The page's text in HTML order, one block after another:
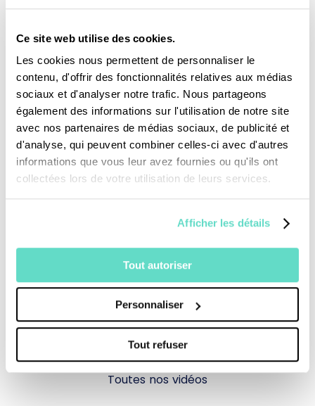
Ce site web utilise des cookies.
Les cookies nous permettent de personnaliser le
contenu, d'offrir des fonctionnalités relatives aux médias
sociaux et d'analyser notre trafic. Nous partageons
également des informations sur l'utilisation de notre site
avec nos partenaires de médias sociaux, de publicité et
d'analyse, qui peuvent combiner celles-ci avec d'autres
informations que vous leur avez fournies ou qu'ils ont
collectées lors de votre utilisation de leurs services.
Afficher les détails
Tout autoriser
Personnaliser
Tout refuser
Je fais un don
Revoir la messe du 09 août 2026
TOUS NOS PROGRAMMES
La messe
Magazine Le Jour du Seigneur
Documentaires
Parole Inattendue
Générations Laudato Si’
Agenda Culturel
JDS.tv
Nos émissions
Toutes nos vidéos